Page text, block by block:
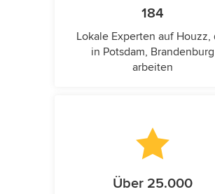
184
Lokale Experten auf Houzz,
in Potsdam, Brandenburg
arbeiten
Über 25.000